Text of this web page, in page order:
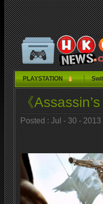
PLAYSTATION
《
Posted : Jul - 30 - 2013